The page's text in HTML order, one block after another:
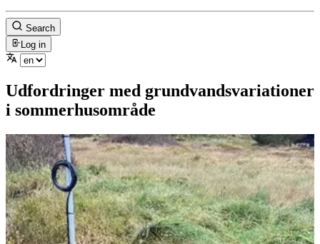
Search
Log in
Udfordringer med grundvandsvariationer
i sommerhusområde